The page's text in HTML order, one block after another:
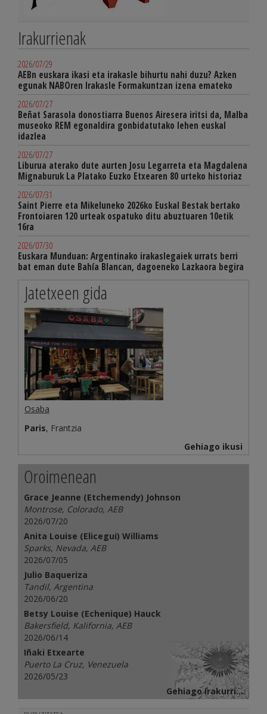
Irakurrienak
2026/07/29
AEBn euskara ikasi eta irakasle bihurtu nahi duzu? Azken
egunak NABOren Irakasle Formakuntzan izena emateko
2026/07/27
Beñat Sarasola donostiarra Buenos Airesera iritsi da, Malba
museoko REM egonaldira gonbidatutako lehen euskal
idazlea
2026/07/27
Liburua aterako dute aurten Josu Legarreta eta Magdalena
Mignaburuk La Platako Euzko Etxearen 80 urteko historiaz
2026/07/31
Saint Pierre eta Mikeluneko 2026ko Euskal Bestak bertako
Frontoiaren 120 urteak ospatuko ditu abuztuaren 10etik
16ra
2026/07/30
Euskara Munduan: Argentinako irakaslegaiek urrats berri
bat eman dute Bahía Blancan, dagoeneko Lazkaora begira
Jatetxeen gida
Osaba
Paris, Frantzia
Gehiago ikusi
Oroimenean
Grace Jeanne (Etchemendy) Johnson
Montrose, Colorado, AEB
2026/07/20
Anita Louise (Elicegui) Williams
Sparks, Nevada, AEB
2026/07/05
Julio Baqueriza
Tandil, Argentina
2026/06/20
Betsy Louise (Echenique) Hauck
Bakersfield, Kalifornia, AEB
2026/06/14
Iñaki Etxearte
Puerto La Cruz, Venezuela
2026/05/23
Gehiago irakurri...